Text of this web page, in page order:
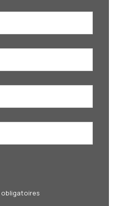
obligatoires